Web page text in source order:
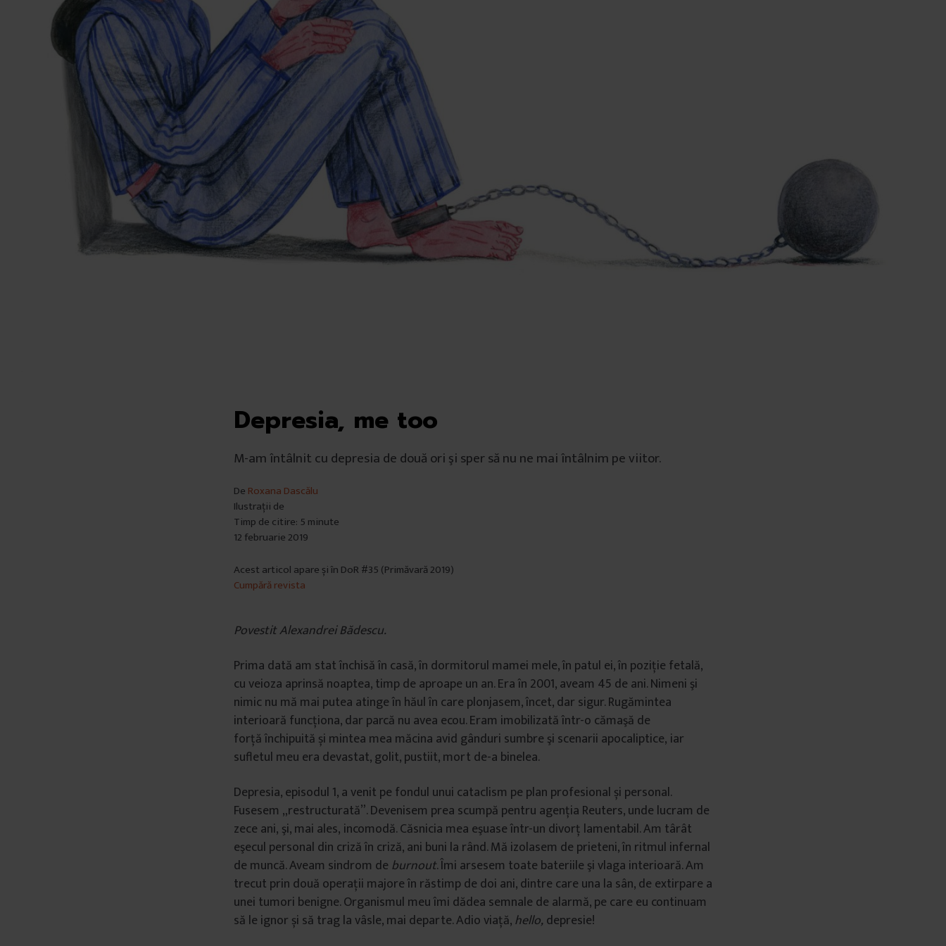
Depresia, me too
M-am întâlnit cu depresia de două ori şi sper să nu ne mai întâlnim pe viitor.
De Roxana Dascălu
Ilustrații de
Timp de citire: 5 minute
12 februarie 2019
Acest articol apare și în DoR #35 (Primăvară 2019)
Cumpără revista
Povestit Alexandrei Bădescu.
Prima dată am statînchisăîn casă,în dormitorul mamei mele,în patul ei,în poziţie fetală,
cu veioza aprinsă noaptea, timp de aproape un an. Eraîn 2001, aveam 45 de ani. Nimeni şi
nimic nu mă mai putea atingeîn hăulîn care plonjasem,încet, dar sigur. Rugămintea
interioară funcţiona, dar parcă nu avea ecou. Eram imobilizatăîntr-o cămaşă de
forţăînchipuită și mintea mea măcina avid gânduri sumbre şi scenarii apocaliptice, iar
sufletul meu era devastat, golit, pustiit, mort de-a binelea.
Depresia, episodul 1, a venit pe fondul unui cataclism pe plan profesional și personal.
Fusesem „restructurată”. Devenisem prea scumpă pentru agenția Reuters, unde lucram de
zece ani, şi, mai ales, incomodă. Căsnicia mea eşuaseîntr-un divorţ lamentabil. Am târât
eşecul personal din crizăîn criză, ani buni la rând.Mă izolasem de prieteni, în ritmul infernal
de muncă. Aveam sindrom de burnout. Îmi arsesem toate bateriile şi vlaga interioară. Am
trecut prin două operaţii majore în răstimp de doi ani, dintre care una la sân, de extirpare a
unei tumori benigne. Organismul meu îmi dădea semnale de alarmă, pe care eu continuam
să le ignor și să trag la vâsle, mai departe.Adio viaţă,hello, depresie!